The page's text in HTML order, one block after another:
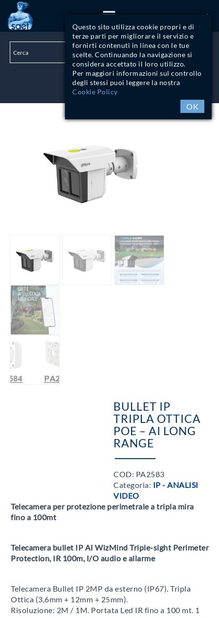
Questo sito utilizza cookie propri e di
terze parti per migliorare il servizio e
fornirti contenuti in linea con le tue
scelte. Continuando la navigazione si
considera accettato il loro utilizzo.
Per maggiori informazioni sul controllo
degli stessi puoi leggere la nostra
Cookie Policy
OK
BULLET IP
TRIPLA OTTICA
POE – AI LONG
RANGE
COD: PA2583
Categoria: IP - ANALISI
VIDEO
Telecamera per protezione perimetrale a tripla mira
fino a 100mt
Telecamera bullet IP AI WizMind Triple-sight Perimeter
Protection, IR 100m, I/O audio e allarme
Telecamera Bullet IP 2MP da esterno (IP67). Tripla
Ottica (3,6mm + 12mm + 25mm).
Risoluzione: 2M / 1M. Portata Led IR fino a 100 mt. 1